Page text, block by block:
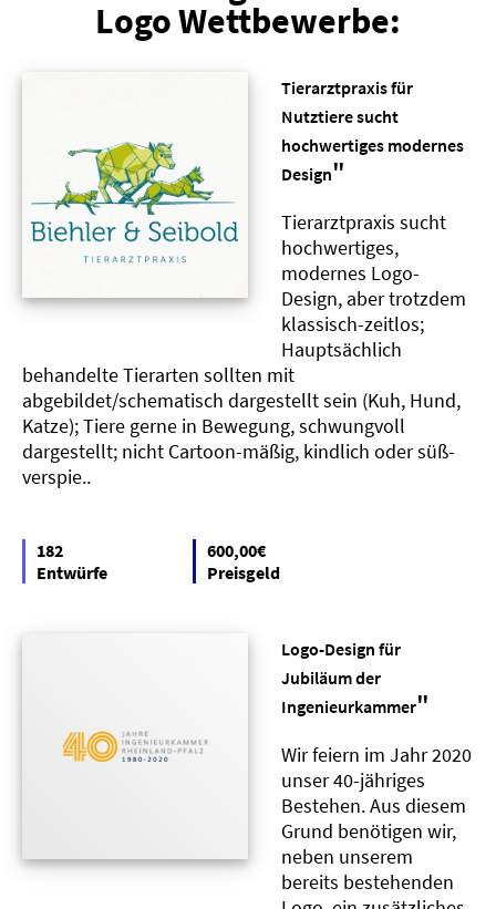
Logo Wettbewerbe:
Tierarztpraxis für
Nutztiere sucht
hochwertiges modernes
Design"
Tierarztpraxis sucht
hochwertiges,
modernes Logo-
Design, aber trotzdem
klassisch-zeitlos;
Hauptsächlich
behandelte Tierarten sollten mit
abgebildet/schematisch dargestellt sein (Kuh, Hund,
Katze); Tiere gerne in Bewegung, schwungvoll
dargestellt; nicht Cartoon-mäßig, kindlich oder süß-
verspie..
182
Entwürfe
600,00€
Preisgeld
Logo-Design für
Jubiläum der
Ingenieurkammer"
Wir feiern im Jahr 2020
unser 40-jähriges
Bestehen. Aus diesem
Grund benötigen wir,
neben unserem
bereits bestehenden